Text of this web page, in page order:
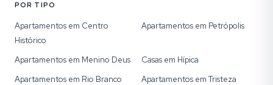
POR TIPO
Apartamentos em Centro
Histórico
Apartamentos em Petrópolis
Apartamentos em Menino Deus
Casas em Hípica
Apartamentos em Rio Branco
Apartamentos em Tristeza